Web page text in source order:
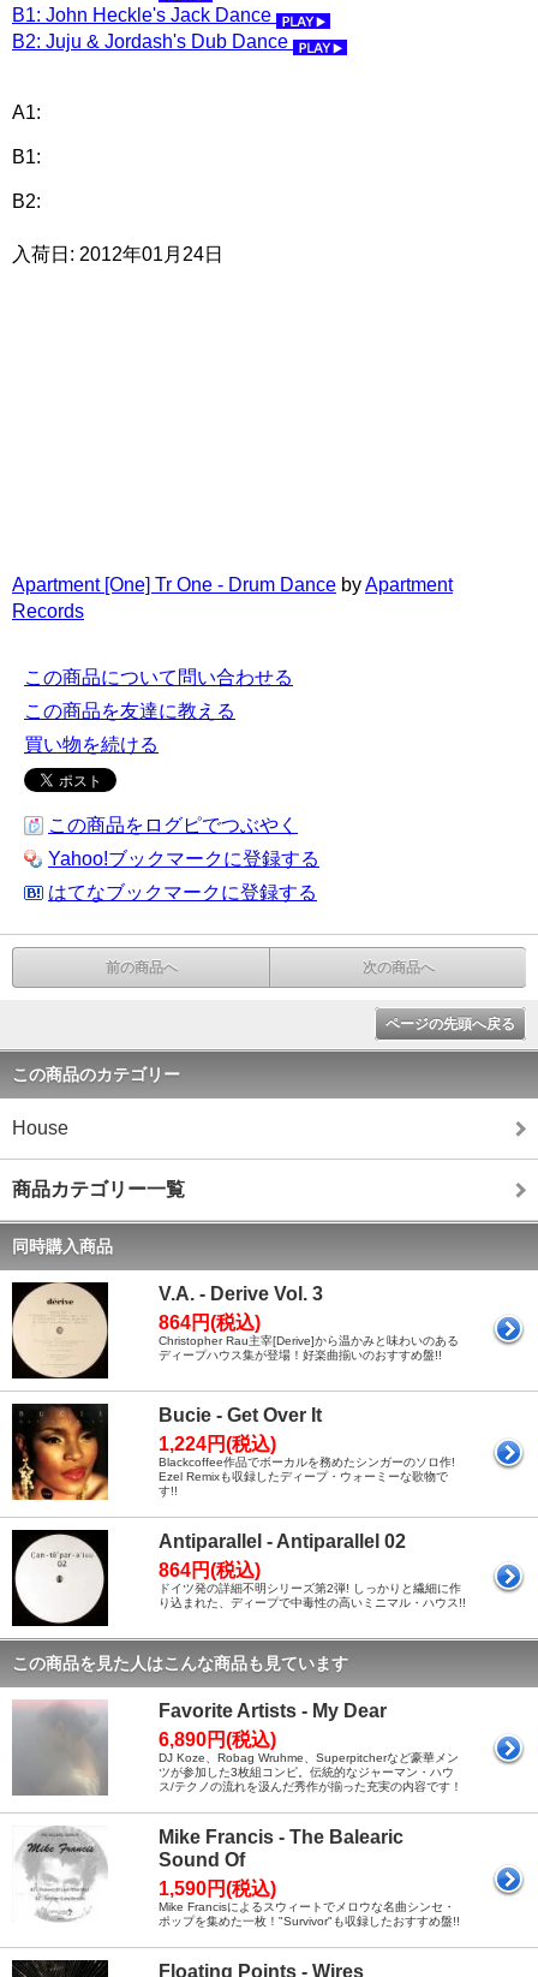
B1: John Heckle's Jack Dance
B2: Juju & Jordash's Dub Dance
A1:
B1:
B2:
入荷日: 2012年01月24日
Apartment [One] Tr One - Drum Dance byApartment
Records
この商品について問い合わせる
この商品を友達に教える
買い物を続ける
この商品をログピでつぶやく
Yahoo!ブックマークに登録する
はてなブックマークに登録する
前の商品へ 次の商品へ
ページの先頭へ戻る
この商品のカテゴリー
House
商品カテゴリー一覧
同時購入商品
V.A. - Derive Vol. 3
864円(税込)
Christopher Rau主宰[Derive]から温かみと味わいのある
ディープハウス集が登場！好楽曲揃いのおすすめ盤!!
Bucie - Get Over It
1,224円(税込)
Blackcoffee作品でボーカルを務めたシンガーのソロ作!
Ezel Remixも収録したディープ・ウォーミーな歌物で
す!!
Antiparallel - Antiparallel 02
864円(税込)
ドイツ発の詳細不明シリーズ第2弾! しっかりと繊細に作
り込まれた、ディープで中毒性の高いミニマル・ハウス!!
この商品を見た人はこんな商品も見ています
Favorite Artists - My Dear
6,890円(税込)
DJ Koze、Robag Wruhme、Superpitcherなど豪華メン
ツが参加した3枚組コンピ。伝統的なジャーマン・ハウ
ス/テクノの流れを汲んだ秀作が揃った充実の内容です！
Mike Francis - The Balearic
Sound Of
1,590円(税込)
Mike Francisによるスウィートでメロウな名曲シンセ・
ポップを集めた一枚！"Survivor"も収録したおすすめ盤!!
Floating Points - Wires